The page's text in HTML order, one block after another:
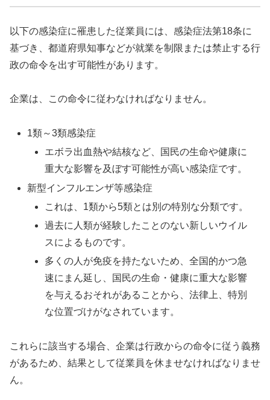
以下の感染症に罹患した従業員には、感染症法第18条に
基づき、都道府県知事などが就業を制限または禁止する行
政の命令を出す可能性があります。
企業は、この命令に従わなければなりません。
1類～3類感染症
エボラ出血熱や結核など、国民の生命や健康に
重大な影響を及ぼす可能性が高い感染症です。
新型インフルエンザ等感染症
これは、1類から5類とは別の特別な分類です。
過去に人類が経験したことのない新しいウイル
スによるものです。
多くの人が免疫を持たないため、全国的かつ急
速にまん延し、国民の生命・健康に重大な影響
を与えるおそれがあることから、法律上、特別
な位置づけがなされています。
これらに該当する場合、企業は行政からの命令に従う義務
があるため、結果として従業員を休ませなければなりませ
ん。